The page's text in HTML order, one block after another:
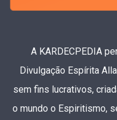
A KARDECPEDIA
Divulgação Espírita
sem fins lucrativos,
o mundo o Espiritismo,